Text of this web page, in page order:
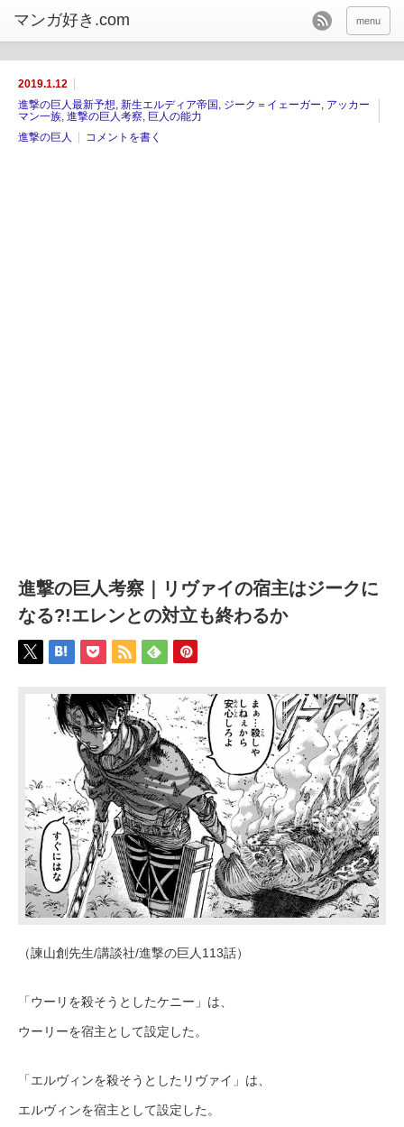
menu
2019.1.12
進撃の巨人最新予想, 新生エルディア帝国 , ジーク＝イェーガー, アッカー
マン一族, 進撃の巨人考察, 巨人の能力
進撃の巨人
コメントを書く
進撃の巨人考察｜リヴァイの宿主はジークに
なる?!エレンとの対立も終わるか
（諫山創先生/講談社/進撃の巨人113話）
「ウーリを殺そうとしたケニー」は、
ウーリーを宿主として設定した。
「エルヴィンを殺そうとしたリヴァイ」は、
エルヴィンを宿主として設定した。